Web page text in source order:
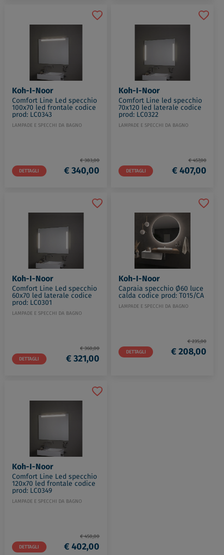
Koh-I-Noor
Comfort Line Led specchio
100x70 led frontale codice
prod: LC0343
LAMPADE E SPECCHI DA BAGNO
DETTAGLI
€ 383,00
€ 340,00
Koh-I-Noor
Comfort Line led specchio
70x120 led laterale codice
prod: LC0322
LAMPADE E SPECCHI DA BAGNO
DETTAGLI
€ 457,00
€ 407,00
Koh-I-Noor
Comfort Line Led specchio
60x70 led laterale codice
prod: LC0301
LAMPADE E SPECCHI DA BAGNO
DETTAGLI
€ 360,00
€ 321,00
Koh-I-Noor
Capraia specchio Ø60 luce
calda codice prod: T015/CA
LAMPADE E SPECCHI DA BAGNO
DETTAGLI
€ 235,00
€ 208,00
Koh-I-Noor
Comfort Line Led specchio
120x70 led frontale codice
prod: LC0349
LAMPADE E SPECCHI DA BAGNO
DETTAGLI
€ 450,00
€ 402,00